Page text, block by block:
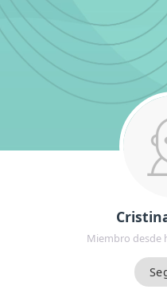
Miembro desde